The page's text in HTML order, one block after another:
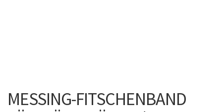
MESSING-FITSCHENBAND